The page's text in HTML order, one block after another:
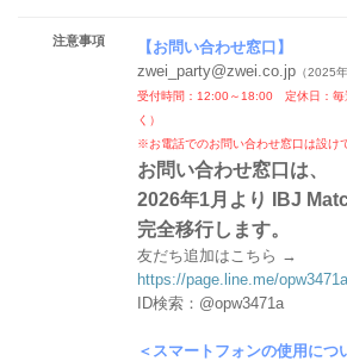
注意事項 【 お問い合わせ窓口 】
zwei_party@zwei.co.jp （2025
受付時間：12:00～18:00 定休日：毎
く）
※お電話でのお問い合わせ窓口は設け
お問い合わせ窓口は、
2026年1月より IBJ
完全移行します。
友だち追加はこちら →
https://page.line.me/opw3471a
ID検索：@opw3471a
＜スマートフォンの使用につ